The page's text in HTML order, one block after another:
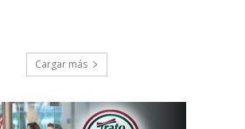
Cargar más